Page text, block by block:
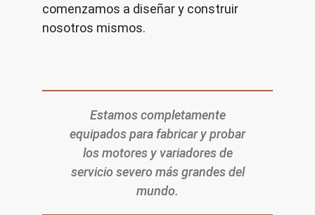
comenzamos a diseñar y construir
nosotros mismos.
Estamos completamente
equipados para fabricar y probar
los motores y variadores de
servicio severo más grandes del
mundo.